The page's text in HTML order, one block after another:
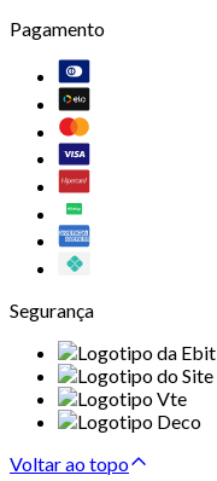
Pagamento
Segurança
Voltar ao topo